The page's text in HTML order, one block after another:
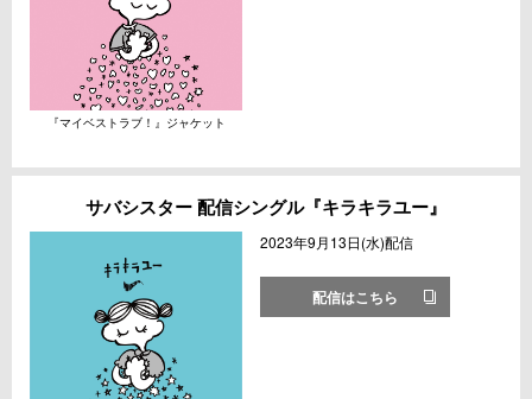
『マイベストラブ！』ジャケット
サバシスター 配信シングル『キラキラユー』
2023年9月13日(水)配信
配信はこちら